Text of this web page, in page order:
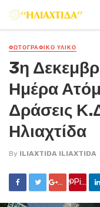
ΦΩΤΟΓΡΑΦΙΚΟ ΥΛΙΚΟ
3η
Ημέρα
Δράσεις
Ηλιαχτίδα
By ILIAXTIDA ILIAXTIDA
Google +
Pin it